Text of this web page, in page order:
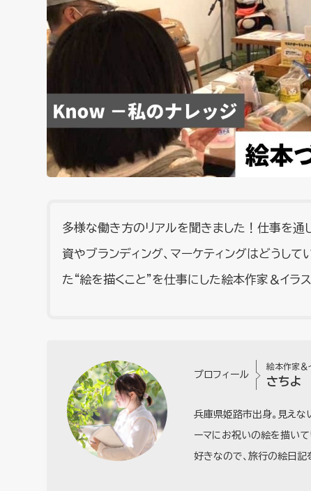
多様な働き方のリアルを聞きました！仕事を通
資やブランディング、マーケティングはどうし
た“絵を描くこと”を仕事にした絵本作家＆イラ
プロフィール
絵本作家＆
さちよ
兵庫県姫路市出身。見えな
ーマにお祝いの絵を描いて
好きなので、旅行の絵日記